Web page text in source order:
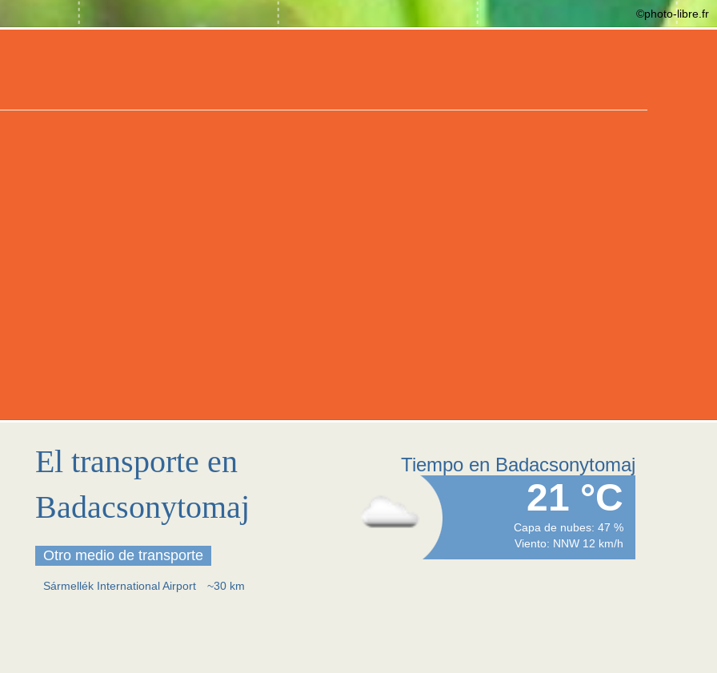
©photo-libre.fr
El transporte en
Badacsonytomaj
Otro medio de transporte
Sármellék International Airport ~30 km
Tiempo en Badacsonytomaj
21 °C
Capa de nubes: 47 %
Viento: NNW 12 km/h